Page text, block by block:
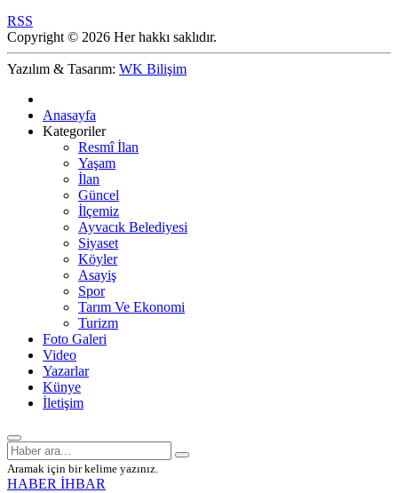
RSS
Copyright © 2026 Her hakkı saklıdır.
Yazılım & Tasarım: WK Bilişim
Anasayfa
Kategoriler
Resmî İlan
Yaşam
İlan
Güncel
İlçemiz
Ayvacık Belediyesi
Siyaset
Köyler
Asayiş
Spor
Tarım Ve Ekonomi
Turizm
Foto Galeri
Video
Yazarlar
Künye
İletişim
Aramak için bir kelime yazınız.
HABER İHBAR